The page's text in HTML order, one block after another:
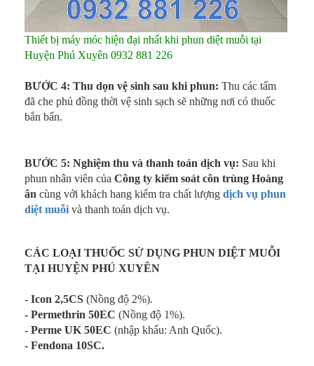
Thiết bị máy móc hiện đại nhất khi phun diệt muỗi tại
Huyện Phú Xuyên 0932 881 226
BƯỚC 4: Thu dọn vệ sinh sau khi phun: Thu các tấm
đã che phủ đồng thời vệ sinh sạch sẽ những nơi có thuốc
bắn bẩn.
BƯỚC 5: Nghiệm thu và thanh toán dịch vụ: Sau khi
phun nhân viên của Công ty kiểm soát côn trùng Hoàng
ân cùng với khách hang kiểm tra chất lượng dịch vụ phun
diệt muỗi và thanh toán dịch vụ.
CÁC LOẠI THUỐC SỬ DỤNG PHUN DIỆT MUỖI
TẠI HUYỆN PHÚ XUYÊN
- Icon 2,5CS (Nồng độ 2%).
- Permethrin 50EC (Nồng độ 1%).
- Perme UK 50EC (nhập khẩu: Anh Quốc).
- Fendona 10SC.